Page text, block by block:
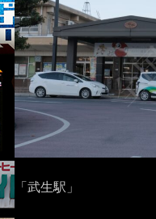
「武生駅」